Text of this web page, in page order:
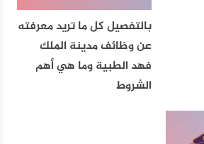
بالتفصيل كل ما تريد معرفته
عن وظائف مدينة الملك
فهد الطبية وما هي أهم
الشروط